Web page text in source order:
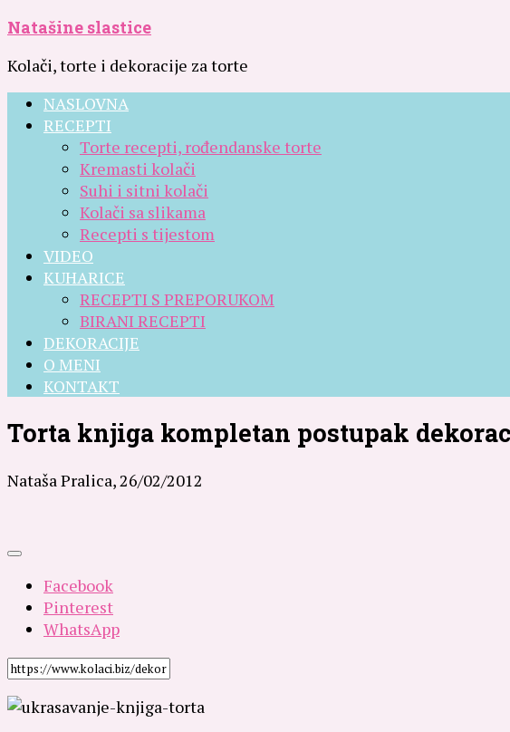
Natašine slastice
Kolači, torte i dekoracije za torte
NASLOVNA
RECEPTI
Torte recepti, rođendanske torte
Kremasti kolači
Suhi i sitni kolači
Kolači sa slikama
Recepti s tijestom
VIDEO
KUHARICE
RECEPTI S PREPORUKOM
BIRANI RECEPTI
DEKORACIJE
O MENI
KONTAKT
Torta knjiga kompletan postupak
Nataša Pralica,26/02/2012
Facebook
Pinterest
WhatsApp